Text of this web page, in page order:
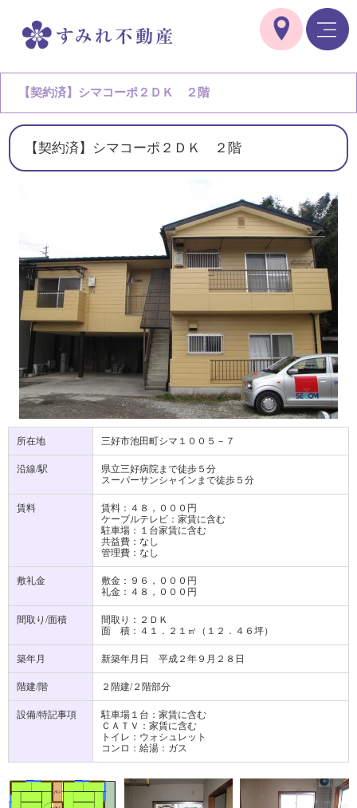
【契約済】シマコーポ２ＤＫ ２階
【契約済】シマコーポ２ＤＫ ２階
所在地 三好市池田町シマ１００５－７
沿線/駅
県立三好病院まで徒歩５分
スーパーサンシャインまで徒歩５分
賃料
賃料：４８，０００円
ケーブルテレビ：家賃に含む
駐車場：１台家賃に含む
共益費：なし
管理費：なし
敷礼金
敷金：９６，０００円
礼金：４８，０００円
間取り/面積
間取り：２ＤＫ
面 積：４１．２１㎡（１２．４６坪）
築年月 新築年月日 平成２年９月２８日
階建/階 ２階建/２階部分
設備/特記事項
駐車場１台：家賃に含む
ＣＡＴＶ：家賃に含む
トイレ：ウォシュレット
コンロ：給湯：ガス